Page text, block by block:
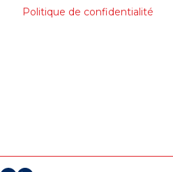
Politique de confidentialité